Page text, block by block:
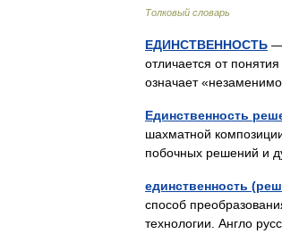
Толковый словарь
ЕДИНСТВЕННОСТЬ —
отличается от
означает
Единственность
шахматной
побочных решений и
единственность
способ
технологии. Англо